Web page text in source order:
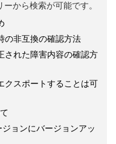
から検索が可能です。
の非互換の確認方法
された障害内容の確認方
クスポートすることは可
ョンにバージョンアッ